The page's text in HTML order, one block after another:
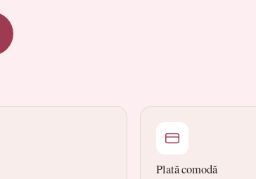
Plată comodă